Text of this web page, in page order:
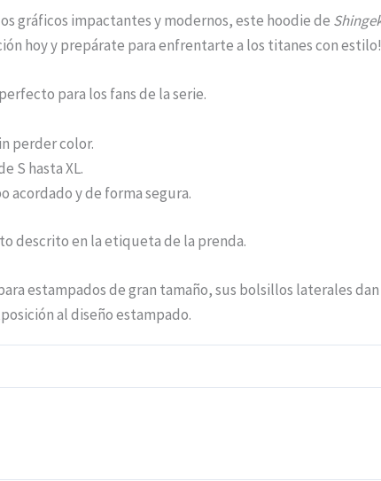
gráficos impactantes y modernos, este hoodie de
hoy y prepárate para enfrentarte a los titanes con estilo!
para los fans de la serie.
perder color.
S hasta XL.
acordado y de forma segura.
descrito en la etiqueta de la prenda.
estampados de gran tamaño, sus bolsillos laterales
al diseño estampado.